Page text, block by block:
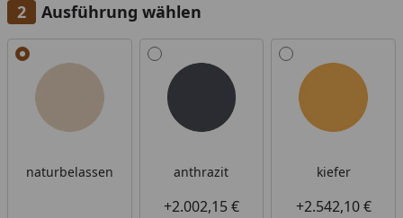
Ausführung wählen
Alle anzeigen (4)
naturbelassen anthrazit
+2.002,15 €
kiefer
+2.542,10 €